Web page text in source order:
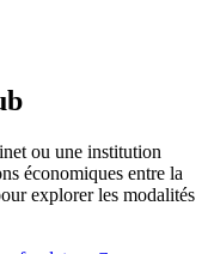
ou une institution
économiques entre la
explorer les modalités